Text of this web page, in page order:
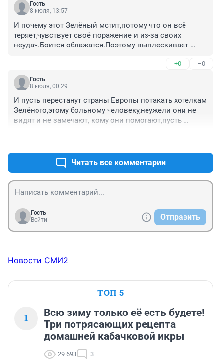
Гость
8 июля, 13:57
И почему этот Зелёный мстит,потому что он всё
теряет,чувствует своё поражение и из-за своих
неудач.Боится облажатся.Поэтому выплескивает
ненавидит больше всего,и он настолько хочет
победить,что только кара небесная его остановит.
+0 –0
Гость
8 июля, 00:29
И пусть перестанут страны Европы потакать хотелкам
Зелёного,этому больному человеку,неужели они не
видят и не замечают, кому они помогают,пусть
Читать все комментарии
Гость
Войти
Отправить
Новости СМИ2
ТОП 5
1
Всю зиму только её есть будете!
Три потрясающих рецепта
домашней кабачковой икры
29 693 3